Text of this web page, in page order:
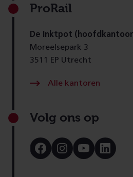
ProRail
De Inktpot
Moreelsepark 3
3511 EP Utrecht
Alle kantoren
Volg ons op
Bezoek
onze
Bezoek
onze
Bezoek
onze
Bezoek
onze